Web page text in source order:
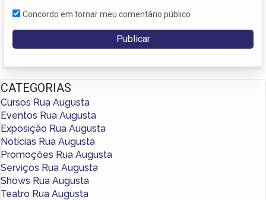
Concordo em tornar meu comentário público
CATEGORIAS
Cursos Rua Augusta
Eventos Rua Augusta
Exposição Rua Augusta
Notícias Rua Augusta
Promoções Rua Augusta
Serviços Rua Augusta
Shows Rua Augusta
Teatro Rua Augusta